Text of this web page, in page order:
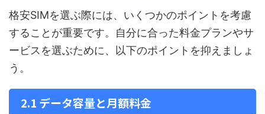
格安SIMを選ぶ際には、いくつかのポイントを考慮
することが重要です。自分に合った料金プランやサ
ービスを選ぶために、以下のポイントを抑えましょ
う。
2.1 データ容量と月額料金